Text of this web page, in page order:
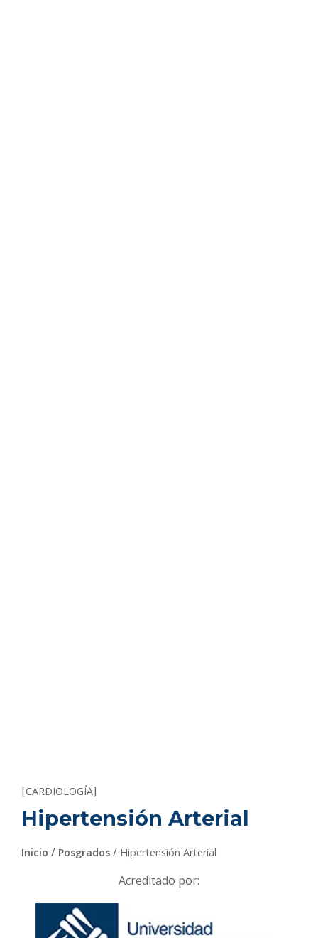
[CARDIOLOGÍA]
Hipertensión Arterial
Inicio / Posgrados / Hipertensión Arterial
Acreditado por: